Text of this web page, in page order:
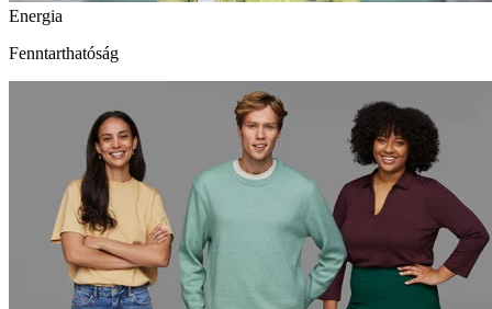
Energia
Fenntarthatóság